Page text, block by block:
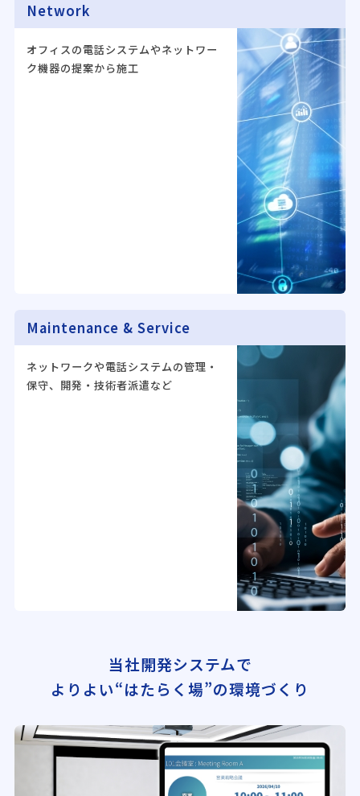
Network
オフィスの電話システムやネットワー
ク機器の提案から施工
Maintenance & Service
ネットワークや電話システムの管理・
保守、開発・技術者派遣など
当社開発システムで
よりよい“はたらく場”の環境づくり